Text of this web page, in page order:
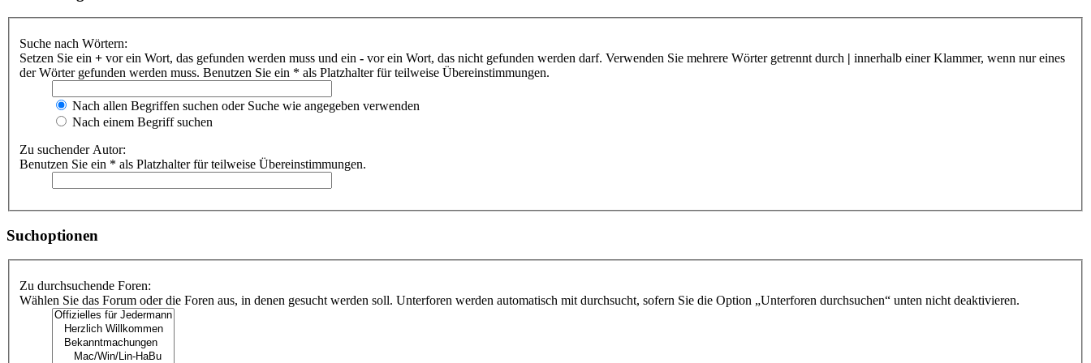
Suche nach Wörtern:
Setzen Sie ein + vor ein Wort, das gefunden werden muss und ein - vor ein Wort, das nicht gefunden werden darf. Verwenden Sie mehrere Wörter getrennt durch | innerhalb einer Klammer, wenn nur eines
der Wörter gefunden werden muss. Benutzen Sie ein * als Platzhalter für teilweise Übereinstimmungen.
Nach allen Begriffen suchen oder Suche wie angegeben verwenden
Nach einem Begriff suchen
Zu suchender Autor:
Benutzen Sie ein * als Platzhalter für teilweise Übereinstimmungen.
Suchoptionen
Zu durchsuchende Foren:
Wählen Sie das Forum oder die Foren aus, in denen gesucht werden soll. Unterforen werden automatisch mit durchsucht, sofern Sie die Option „Unterforen durchsuchen“ unten nicht deaktivieren.